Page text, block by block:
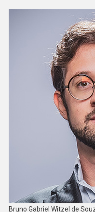
Bruno Gabriel Witzel de